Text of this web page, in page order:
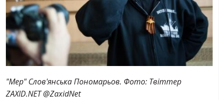
"Мер" Слов'янська Пономарьов. Фото: Твіттер
ZAXID.NET @ZaxidNet